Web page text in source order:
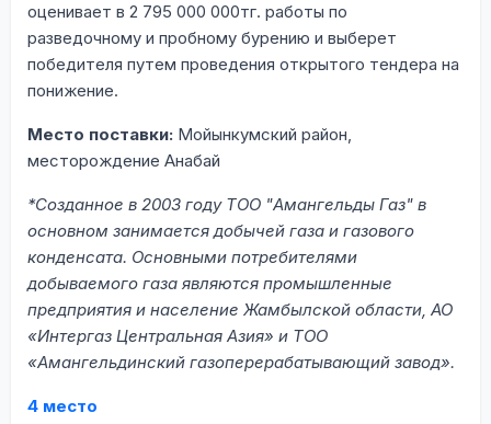
оценивает в 2 795 000 000тг. работы по
разведочному и пробному бурению и выберет
победителя путем проведения открытого тендера на
понижение.
Место поставки: Мойынкумский район,
месторождение Анабай
*Созданное в 2003 году ТОО "Амангельды Газ" в
основном занимается добычей газа и газового
конденсата. Основными потребителями
добываемого газа являются промышленные
предприятия и население Жамбылской области, АО
«Интергаз Центральная Азия» и ТОО
«Амангельдинский газоперерабатывающий завод».
4 место